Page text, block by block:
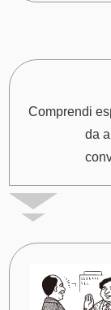
Comprendi
da